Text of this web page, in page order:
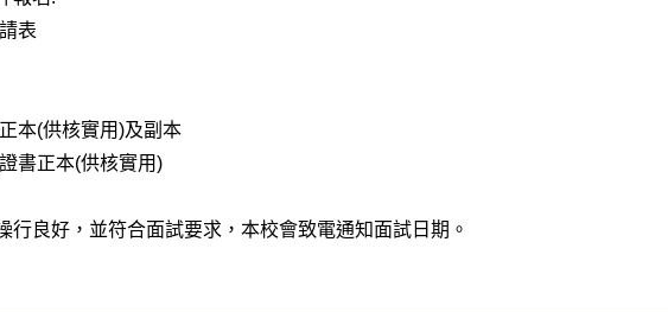
表
本(供核實用)及副本
書正本(供核實用)
行良好，並符合面試要求，本校會致電通知面試日期。